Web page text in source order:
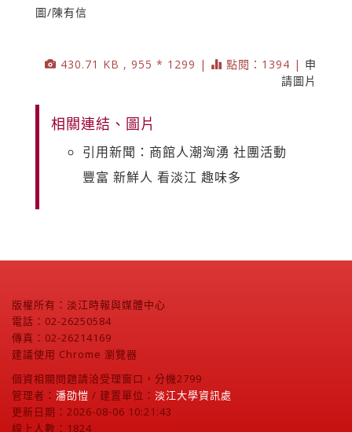
圖/陳有信
430.71 KB , 955 * 1299 | 點閱：1394 | 申
請圖片
相關連結、圖片
引用新聞：商館人潮洶湧 社團活動
豐富 新鮮人 看淡江 趣味多
版權所有：淡江時報與媒體中心
電話：02-26250584
傳真：02-26214169
建議使用 Chrome 瀏覽器
個資相關問題請洽受理窗口，分機2799
管理者： 潘劭愷 / 建置單位： 淡江大學資訊處
更新日期：2026-08-06 10:21:43
線上人數：1824